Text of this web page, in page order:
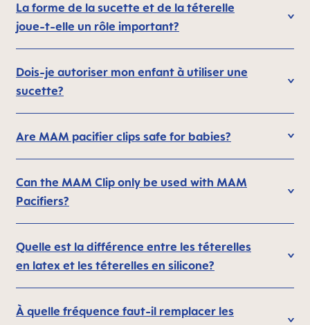
La forme de la sucette et de la téterelle
joue-t-elle un rôle important?
Dois-je autoriser mon enfant à utiliser une
sucette?
Are MAM pacifier clips safe for babies?
Can the MAM Clip only be used with MAM
Pacifiers?
Quelle est la différence entre les téterelles
en latex et les téterelles en silicone?
À quelle fréquence faut-il remplacer les